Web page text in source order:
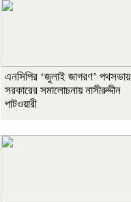
এনসিপির ‘জুলাই জাগরণ’ পথসভায়
সরকারের সমালোচনায় নাসীরুদ্দীন
পাটওয়ারী